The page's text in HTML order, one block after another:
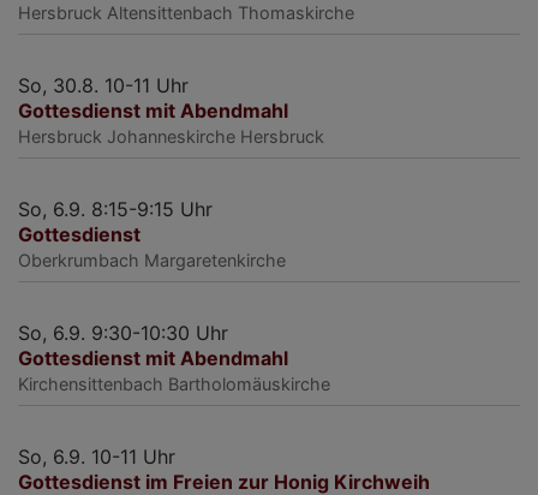
Hersbruck Altensittenbach Thomaskirche
So, 30.8. 10-11 Uhr
Gottesdienst mit Abendmahl
Hersbruck Johanneskirche Hersbruck
So, 6.9. 8:15-9:15 Uhr
Gottesdienst
Oberkrumbach Margaretenkirche
So, 6.9. 9:30-10:30 Uhr
Gottesdienst mit Abendmahl
Kirchensittenbach Bartholomäuskirche
So, 6.9. 10-11 Uhr
Gottesdienst im Freien zur Honig Kirchweih